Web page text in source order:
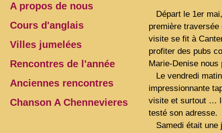
A propos de nous
Cours d'anglais
Villes jumelées
Rencontres de l'année
Anciennes rencontres
Chanson A Chennevieres
Départ le 1er
première
visite se fit à
profiter des pubs
Marie-Denise nous
Le vendredi
impressionnante
visite et surtout …
testé son adresse.
Samedi était une